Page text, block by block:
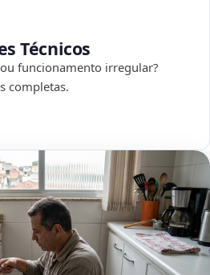
Técnicos
funcionamento irregular?
completas.